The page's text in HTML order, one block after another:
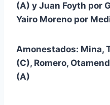
(A) y Juan Foyth por
Yairo Moreno por
Amonestados: Mina,
(C), Romero,
(A)